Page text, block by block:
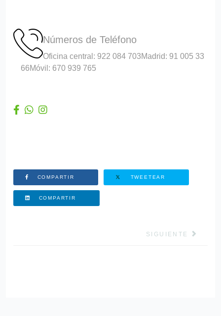
Números de Teléfono
Oficina central: 922 084 703Madrid: 91 005 33
66Móvil: 670 939 765
COMPARTIR TWEETEAR
COMPARTIR
ARTÍCULO
SIGUIENTE